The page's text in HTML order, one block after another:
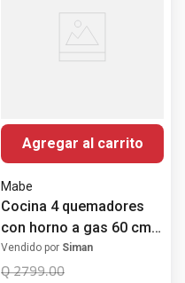
Agregar al carrito
Mabe
Cocina 4 quemadores
con horno a gas 60 cm
(24") EM6038CFIX0
Mabe
Vendido por Siman
Q 2799.00